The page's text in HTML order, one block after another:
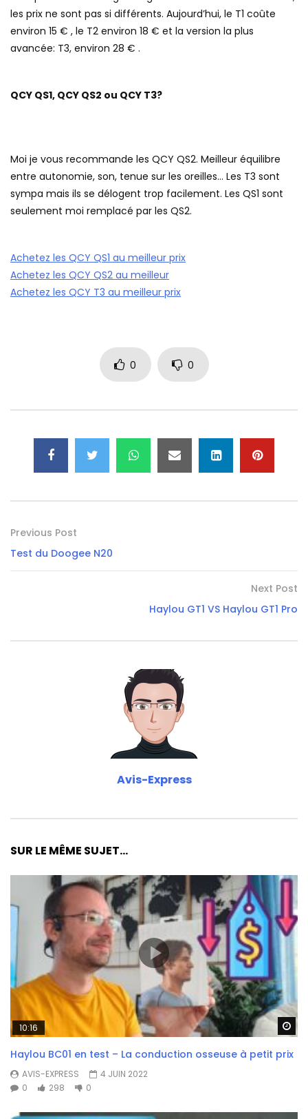
les prix ne sont pas si différents. Aujourd’hui, le T1 coûte
environ 15 € , le T2 environ 18 € et la version la plus
avancée: T3, environ 28 € .
QCY QS1, QCY QS2 ou QCY T3?
Moi je vous recommande les QCY QS2. Meilleur équilibre
entre autonomie, son, tenue sur les oreilles… Les T3 sont
sympa mais ils se délogent trop facilement. Les QS1 sont
seulement moi remplacé par les QS2.
Achetez les QCY QS1 au meilleur prix
Achetez les QCY QS2 au meilleur
Achetez les QCY T3 au meilleur prix
0 0
Previous Post
Test du Doogee N20
Next Post
Haylou GT1 VS Haylou GT1 Pro
Avis-Express
SUR LE MÊME SUJET...
10:16
Haylou BC01 en test – La conduction osseuse à petit prix
AVIS-EXPRESS
4 JUIN 2022
0
298 0